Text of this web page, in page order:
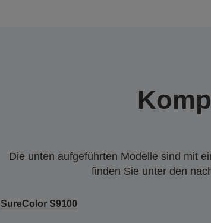
Die unten aufgeführten Modelle sind mit
finden Sie unter den
SureColor S9100